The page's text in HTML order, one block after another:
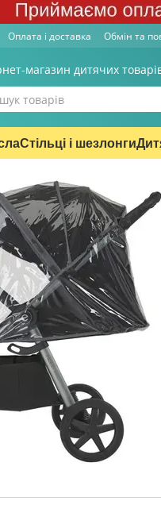
Оплата і доставка Обмін та
магазин дитячих
Стільці і шезлонги